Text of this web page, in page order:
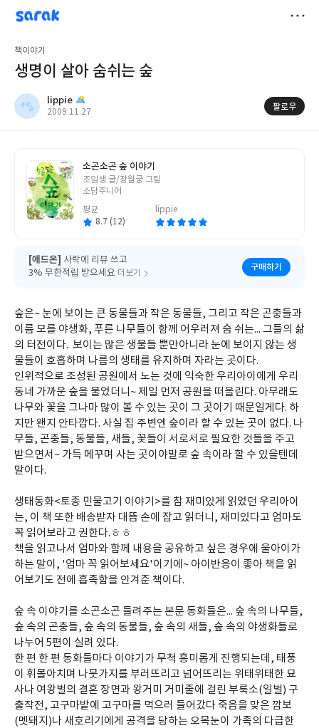
sarak
lippie
책이야기
생명이 살아 숨쉬는 숲
lippie
작
2009.11.27
팔로우
소곤소곤 숲 이야기
글
쓴
조임생 글/장월궁 그림
소담주니어
평균
8.7 (12)
lippie
[애드온] 사락에 리뷰 쓰고
3% 무한적립 받으세요 더보기
구매하기
숲은~ 눈에 보이는 큰 동물들과 작은 동물들, 그리고 작은 곤충들과
이름 모를 야생화, 푸른 나무들이 함께 어우러져 숨 쉬는... 그들의 삶
의 터전이다. 보이는 많은 생물들 뿐만아니라 눈에 보이지 않는 생
물들이 호흡하며 나름의 생태를 유지하며 자라는 곳이다.
인위적으로 조성된 공원에서 노는 것에 익숙한 우리아이에게 우리
동네 가까운 숲을 물었더니~ 제일 먼저 공원을 떠올린다. 아무래도
나무와 꽃을 그나마 많이 볼 수 있는 곳이 그 곳이기 때문일게다. 하
지만 왠지 안타깝다. 사실 집 주변엔 숲이라 할 수 있는 곳이 없다. 나
무들, 곤충들, 동물들, 새들, 꽃들이 서로서로 필요한 것들을 주고
받으면서~ 가득 메꾸며 사는 곳이야말로 숲 속이라 할 수 있을텐데
말이다.
생태동화<토종 민물고기 이야기>를 참 재미있게 읽었던 우리아이
는, 이 책 또한 배송받자 대뜸 손에 잡고 읽더니, 재미있다고 엄마도
꼭 읽어보라고 권한다.ㅎㅎ
책을 읽고나서 엄마와 함께 내용을 공유하고 싶은 경우에 울아이가
하는 말이, '엄마 꼭 읽어보세요'이기에~ 아이반응이 좋아 책을 읽
어보기도 전에 흡족함을 안겨준 책이다.
숲 속 이야기를 소곤소곤 들려주는 본문 동화들은... 숲 속의 나무들,
숲 속의 곤충들, 숲 속의 동물들, 숲 속의 새들, 숲 속의 야생화들로
나누어 5편이 실려 있다.
한 편 한 편 동화들마다 이야기가 무척 흥미롭게 진행되는데, 태풍
이 휘몰아치며 나뭇가지를 부러뜨리고 넘어뜨리는 위태위태한 묘
사나 여왕벌의 결혼 장면과 왕거미 거미줄에 걸린 부룩소(일벌) 구
출작전, 고구마밭에 고구마를 먹으러 들어갔다 죽음을 맞은 깜보
(멧돼지)나 새호리기에게 공격을 당하는 오목눈이 가족의 다급한